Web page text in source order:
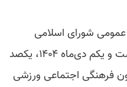
عمومی شورای اسلامی
کلانشهر اراک ، ظهر یکشنبه بیست و یکم دی‌ماه ۱۴۰۴، یکصد
فرهنگی اجتماعی ورزشی